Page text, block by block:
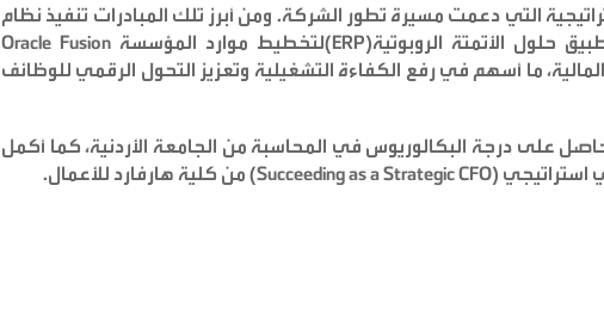
التي دعمت مسيرة تطور الشركة. ومن أبرز تلك المبادرات تنفيذ نظام
Oracle Fusion لتخطيط موارد المؤسسة(ERP)حلول الأتمتة الروبوتية
ما أسهم في رفع الكفاءة التشغيلية وتعزيز التحول الرقمي للوظائف
على درجة البكالوريوس في المحاسبة من الجامعة الأردنية، كما أكمل
استراتيجي (Succeeding as a Strategic CFO) من كلية هارفارد للأعمال.